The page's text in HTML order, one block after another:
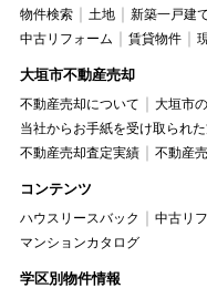
物件検索 土地 新築一戸建
中古リフォーム
賃貸物件
大垣市不動産売却
不動産売却について
大垣市
当社からお手紙を受け取られ
不動産売却査定実績
不動産
コンテンツ
ハウスリースバック 中古リ
マンションカタログ
学区別物件情報